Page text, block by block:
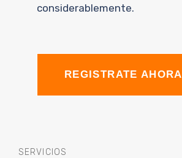
considerablemente.
REGISTRATE AHORA
SERVICIOS